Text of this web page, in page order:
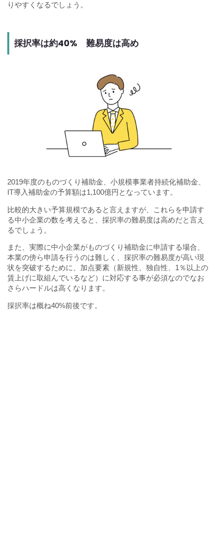
りやすくなるでしょう。
採択率は約40% 難易度は高め
2019年度のものづくり補助金、小規模事業者持続化補助金、
IT導入補助金の予算額は1,100億円となっています。
比較的大きい予算規模であると言えますが、これらを申請す
る中小企業の数を考えると、採択率の難易度は高めだと言え
るでしょう。
また、実際に中小企業がものづくり補助金に申請する場合、
本業の傍ら申請を行うのは難しく、採択率の難易度が高い現
状を突破するために、加点要素（新規性、独自性、1％以上の
賃上げに取組んでいるなど）に対応する事が必須なのでなお
さらハードルは高くなります。
採択率は概ね40%前後です。